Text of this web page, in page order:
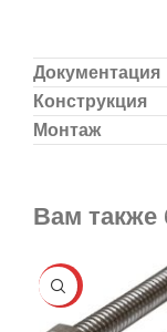
Документация
Конструкция
Монтаж
Вам также
-25%